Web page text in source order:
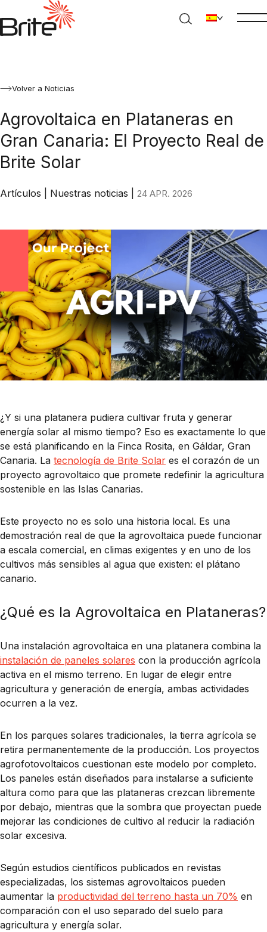
Volver a Noticias
Agrovoltaica en Plataneras en
Gran Canaria: El Proyecto Real de
Brite Solar
Artículos Nuestras noticias 24 APR. 2026
¿Y si una platanera pudiera cultivar fruta y generar
energía solar al mismo tiempo? Eso es exactamente lo que
se está planificando en la Finca Rosita, en Gáldar, Gran
Canaria. La tecnología de Brite Solar es el corazón de un
proyecto agrovoltaico que promete redefinir la agricultura
sostenible en las Islas Canarias.
Este proyecto no es solo una historia local. Es una
demostración real de que la agrovoltaica puede funcionar
a escala comercial, en climas exigentes y en uno de los
cultivos más sensibles al agua que existen: el plátano
canario.
¿Qué es la Agrovoltaica en Plataneras?
Una instalación agrovoltaica en una platanera combina la
instalación de paneles solares con la producción agrícola
activa en el mismo terreno. En lugar de elegir entre
agricultura y generación de energía, ambas actividades
ocurren a la vez.
En los parques solares tradicionales, la tierra agrícola se
retira permanentemente de la producción. Los proyectos
agrofotovoltaicos cuestionan este modelo por completo.
Los paneles están diseñados para instalarse a suficiente
altura como para que las plataneras crezcan libremente
por debajo, mientras que la sombra que proyectan puede
mejorar las condiciones de cultivo al reducir la radiación
solar excesiva.
Según estudios científicos publicados en revistas
especializadas, los sistemas agrovoltaicos pueden
aumentar la productividad del terreno hasta un 70% en
comparación con el uso separado del suelo para
agricultura y energía solar.